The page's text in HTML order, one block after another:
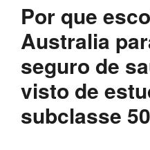
Por que
Australia
seguro de
visto de
subclasse